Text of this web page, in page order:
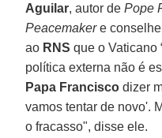
Aguilar, autor dePope
Peacemakere
ao RNS que o Vaticano
política externa não é
Papa Francisco dizer
vamos tentar de novo'.
o fracasso", disse ele.